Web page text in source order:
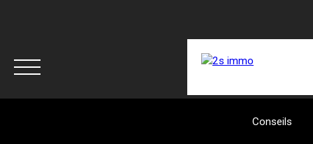
Conseils